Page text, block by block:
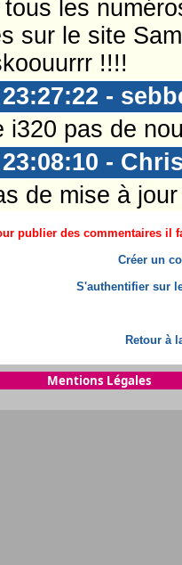
les
sur le site
!!!!
-
i320 pas de
23:08:10 -
de mise à
publier des commentaires il
Créer un
S'authentifier sur
Retour à
Mentions Légales